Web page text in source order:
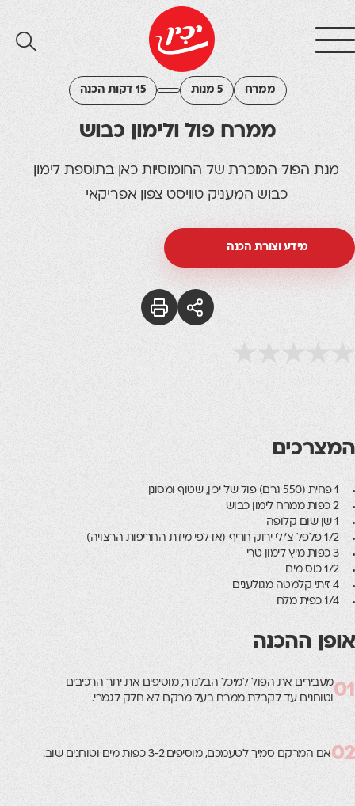
ממרח 5 מנות 15 דקות הכנה
ממרח פול ולימון כבוש
מנת הפול המוכרת של החומוסיות כאן בתוספת לימון
כבוש המעניק טוויסט צפון אפריקאי
מידע וצורת הכנה
המצרכים
1 פחית (550 גרם) פול של יכין, שטוף ומסונן
2 כפות ממרח לימון כבוש
1 שן שום קלופה
1/2 פלפל צ׳ילי ירוק חריף (או לפי מידת החריפות הרצויה)
3 כפות מיץ לימון טרי
1/2 כוס מים
4 זיתי קלמטה מגולענים
1/4 כפית מלח
אופן ההכנה
01מעבירים את הפול למיכל הבלנדר, מוסיפים את יתר הרכיבים
וטוחנים עד לקבלת ממרח בעל מרקם לא חלק לגמרי.
02אם המרקם סמיך לטעמכם, מוסיפים 3-2 כפות מים וטוחנים שוב.